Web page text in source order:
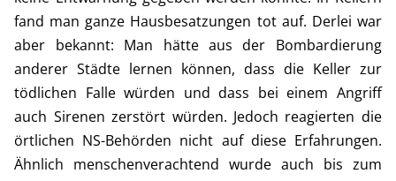
fand man ganze Hausbesatzungen tot auf. Derlei war
aber bekannt: Man hätte aus der Bombardierung
anderer Städte lernen können, dass die Keller zur
tödlichen Falle würden und dass bei einem Angriff
auch Sirenen zerstört würden. Jedoch reagierten die
örtlichen NS-Behörden nicht auf diese Erfahrungen.
Ähnlich menschenverachtend wurde auch bis zum